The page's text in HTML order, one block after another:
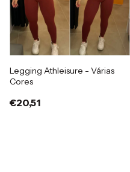
Legging Athleisure - Várias
Cores
€20,51